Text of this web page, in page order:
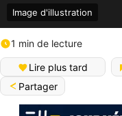
Image d'illustration
1 min de lecture
Lire plus tard
Partager